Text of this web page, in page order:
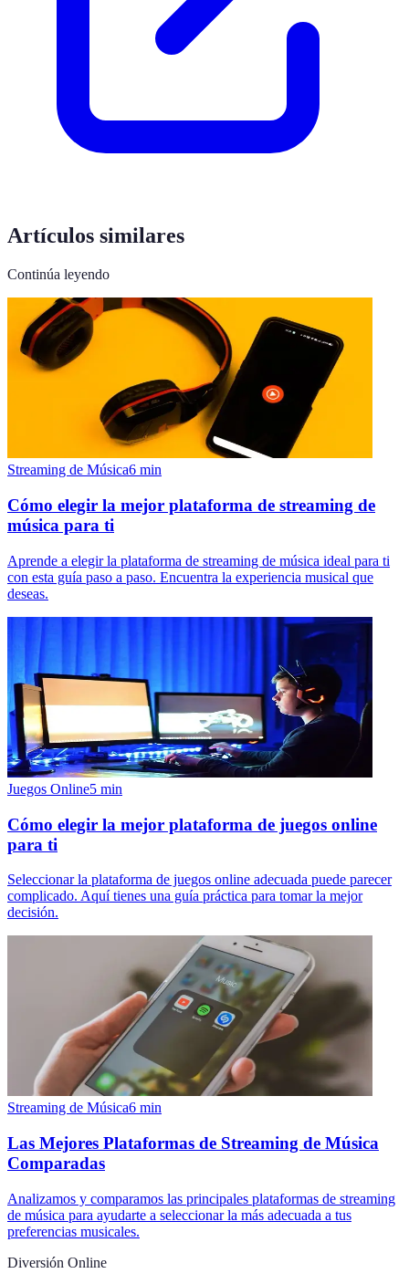
Artículos similares
Continúa leyendo
Streaming de Música6 min
Cómo elegir la mejor plataforma de streaming de
música para ti
Aprende a elegir la plataforma de streaming de música ideal para ti
con esta guía paso a paso. Encuentra la experiencia musical que
deseas.
Juegos Online5 min
Cómo elegir la mejor plataforma de juegos online
para ti
Seleccionar la plataforma de juegos online adecuada puede parecer
complicado. Aquí tienes una guía práctica para tomar la mejor
decisión.
Streaming de Música6 min
Las Mejores Plataformas de Streaming de Música
Comparadas
Analizamos y comparamos las principales plataformas de streaming
de música para ayudarte a seleccionar la más adecuada a tus
preferencias musicales.
Diversión Online